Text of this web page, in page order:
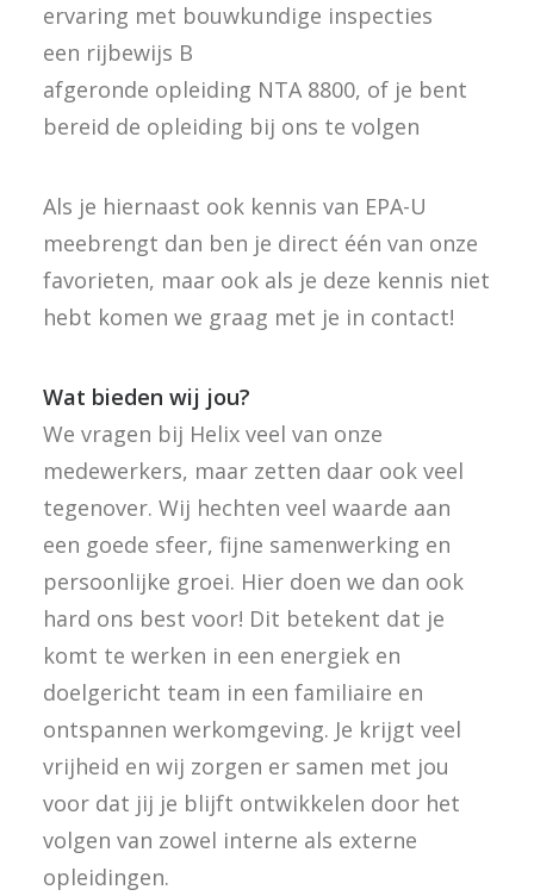
ervaring met bouwkundige inspecties
een rijbewijs B
afgeronde opleiding NTA 8800, of je bent
bereid de opleiding bij ons te volgen
Als je hiernaast ook kennis van EPA-U
meebrengt dan ben je direct één van onze
favorieten, maar ook als je deze kennis niet
hebt komen we graag met je in contact!
Wat bieden wij jou?
We vragen bij Helix veel van onze
medewerkers, maar zetten daar ook veel
tegenover. Wij hechten veel waarde aan
een goede sfeer, fijne samenwerking en
persoonlijke groei. Hier doen we dan ook
hard ons best voor! Dit betekent dat je
komt te werken in een energiek en
doelgericht team in een familiaire en
ontspannen werkomgeving. Je krijgt veel
vrijheid en wij zorgen er samen met jou
voor dat jij je blijft ontwikkelen door het
volgen van zowel interne als externe
opleidingen.